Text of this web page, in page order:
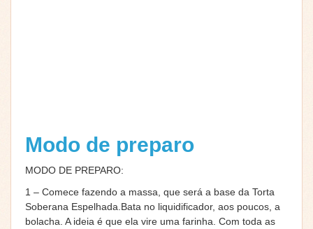
Modo de preparo
MODO DE PREPARO:
1 – Comece fazendo a massa, que será a base da Torta
Soberana Espelhada.Bata no liquidificador, aos poucos, a
bolacha. A ideia é que ela vire uma farinha. Com toda as